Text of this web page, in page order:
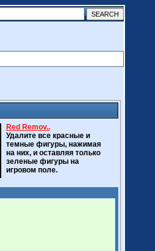
Red Remov..
Удалите все красные и
темные фигуры, нажимая
на них, и оставляя только
зеленые фигуры на
игровом поле.